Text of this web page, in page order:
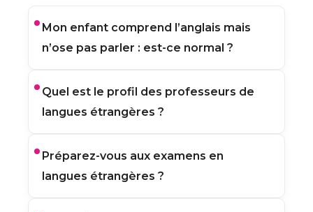
Mon enfant comprend l’anglais mais
n’ose pas parler : est-ce normal ?
confiance à l’oral. Les cours permettent
de pratiquer progressivement, sans
Quel est le profil des professeurs de
langues étrangères ?
bac +3 minimum. Ils sont sélectionnés
pour leur maîtrise de la langue
Préparez-vous aux examens en
langues étrangères ?